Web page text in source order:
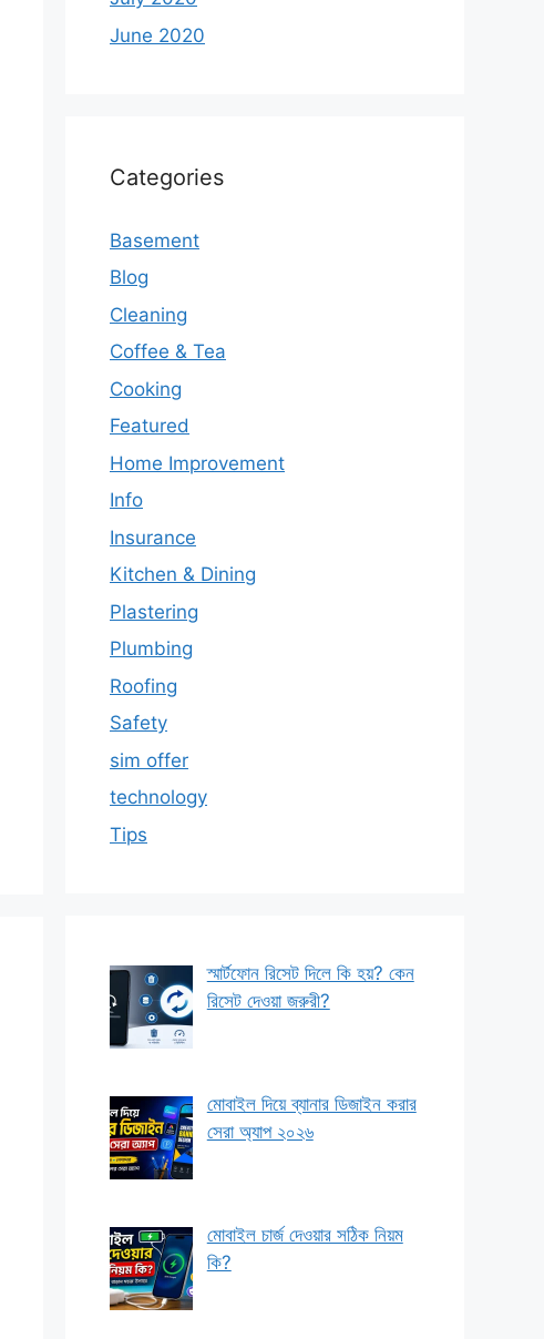
June 2020
Categories
Basement
Blog
Cleaning
Coffee & Tea
Cooking
Featured
Home Improvement
Info
Insurance
Kitchen & Dining
Plastering
Plumbing
Roofing
Safety
sim offer
technology
Tips
স্মার্টফোন রিসেট দিলে কি হয়? কেন
রিসেট দেওয়া জরুরী?
মোবাইল দিয়ে ব্যানার ডিজাইন করার
সেরা অ্যাপ ২০২৬
মোবাইল চার্জ দেওয়ার সঠিক নিয়ম
কি?